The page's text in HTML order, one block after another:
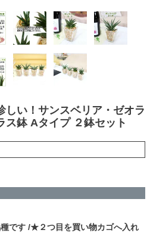
しい！サンスベリア・ゼオラ
ス鉢 Aタイプ ２鉢セット
です ★２つ目を買い物カゴへ入れ